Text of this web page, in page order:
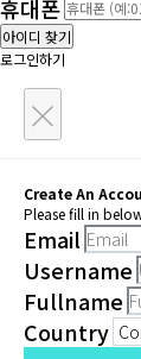
휴대폰
아이디 찾기
로그인하기
×
Create An
Please fill in
Email
Username
Fullname
Country